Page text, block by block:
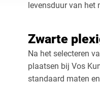
levensduur van
Zwarte
Na het selecteren
plaatsen bij Vos
standaard maten